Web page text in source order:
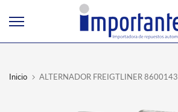
al
Inicio ALTERNADOR FREIGTLINER 8600143